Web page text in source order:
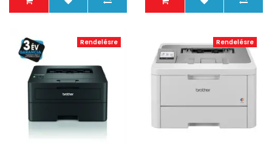
Rendelésre Rendelésre